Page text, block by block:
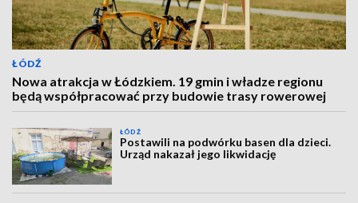
ŁÓDŹ
Nowa atrakcja w Łódzkiem. 19 gmin i władze regionu
będą współpracować przy budowie trasy rowerowej
ŁÓDŹ
Postawili na podwórku basen dla dzieci.
Urząd nakazał jego likwidację